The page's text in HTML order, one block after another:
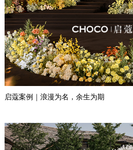
启蔻案例｜浪漫为名，余生为期